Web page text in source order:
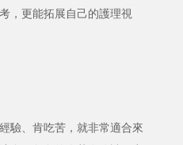
，更能拓展自己的護理視
驗、肯吃苦，就非常適合來